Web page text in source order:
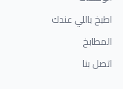
اطبخ باللي عندك
المطابخ
اتصل بنا